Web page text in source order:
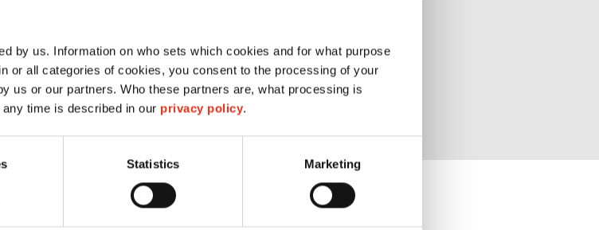
by us. Information on who sets which cookies and for what purpose
or all categories of cookies, you consent to the processing of your
us or our partners. Who these partners are, what processing is
time is described in our privacy policy.
Statistics Marketing
con nosotros.
de contacto